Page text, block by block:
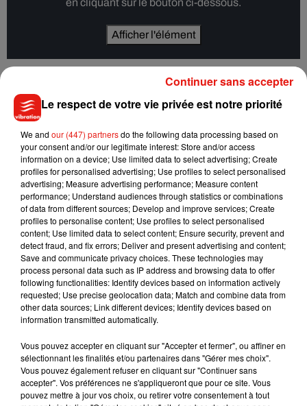
en cliquant sur le bouton ci-dessous.
Afficher l'élément
Cet élément est masqué compte-tenu du refus du
dépôt de cookies que vous avez exprimé. Si vous
en cliquant sur le bouton ci-dessous.
Afficher l'élément
Musique
5 août 2026
Benny Blanco invite Selena Gomez et
Becky G sur son nouveau single
Tiny Desk invite Charlie Puth pour une
Le respect de votre vie privée est notre priorité
We and our (447) partnersdo the following data processing based on
your consent and/or our legitimate interest: Store and/or access
information on a device; Use limited data to select advertising; Create
profiles for personalised advertising; Use profiles to select personalised
advertising; Measure advertising performance; Measure content
performance; Understand audiences through statistics or combinations
of data from different sources; Develop and improve services; Create
profiles to personalise content; Use profiles to select personalised
content; Use limited data to select content; Ensure security, prevent and
detect fraud, and fix errors; Deliver and present advertising and content;
Save and communicate privacy choices. These technologies may
process personal data such as IP address and browsing data to offer
following functionalities: Identify devices based on information actively
requested; Use precise geolocation data; Match and combine data from
other data sources; Link different devices; Identify devices based on
information transmitted automatically.
Vous pouvez accepter en cliquant sur "Accepter et fermer", ou affiner en
sélectionnant les finalités et/ou partenaires dans "Gérer mes choix".
Vous pouvez également refuser en cliquant sur "Continuer sans
accepter". Vos préférences ne s'appliqueront que pour ce site. Vous
pouvez mettre à jour vos choix, ou retirer votre consentement à tout
Continuer sans accepter